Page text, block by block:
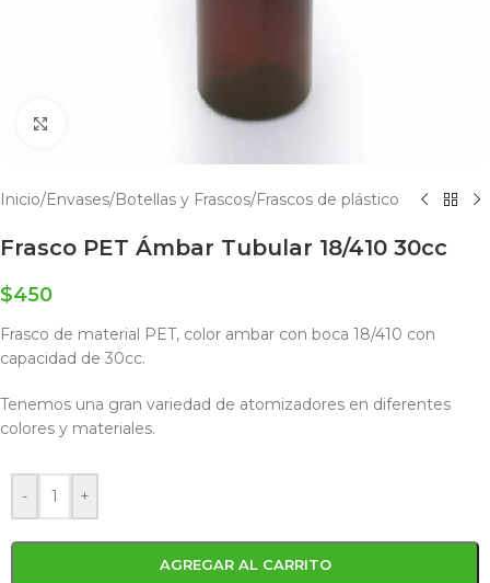
Inicio/Envases/Botellas y Frascos/Frascos de plástico
Frasco PET Ámbar Tubular 18/410 30cc
$450
Frasco de material PET, color ambar con boca 18/410 con
capacidad de 30cc.
Tenemos una gran variedad de atomizadores en diferentes
colores y materiales.
- +
AGREGAR AL CARRITO